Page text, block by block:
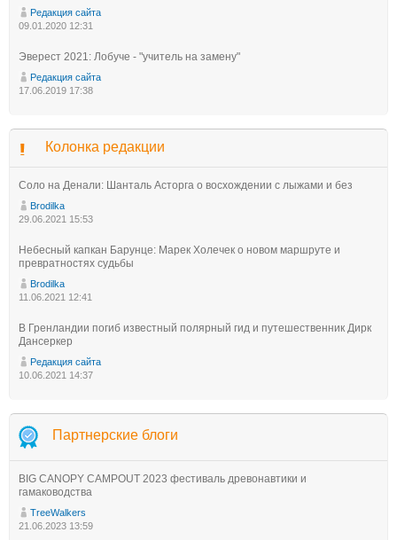
Редакция сайта
09.01.2020 12:31
Эверест 2021: Лобуче - "учитель на замену"
Редакция сайта
17.06.2019 17:38
Колонка редакции
Соло на Денали: Шанталь Асторга о восхождении с лыжами и без
Brodilka
29.06.2021 15:53
Небесный капкан Барунце: Марек Холечек о новом маршруте и
превратностях судьбы
Brodilka
11.06.2021 12:41
В Гренландии погиб известный полярный гид и путешественник Дирк
Дансеркер
Редакция сайта
10.06.2021 14:37
Партнерские блоги
BIG CANOPY CAMPOUT 2023 фестиваль древонавтики и
гамаководства
TreeWalkers
21.06.2023 13:59